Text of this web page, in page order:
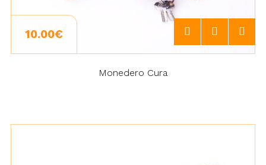
10.00€
Monedero Cura